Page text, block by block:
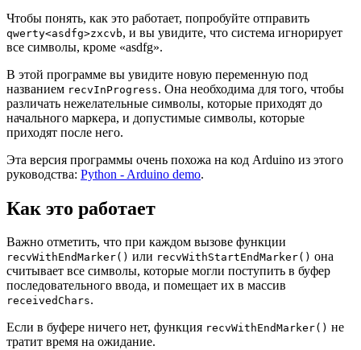
Чтобы понять, как это работает, попробуйте отправить
qwerty<asdfg>zxcvb, и вы увидите, что система игнорирует
все символы, кроме «asdfg».
В этой программе вы увидите новую переменную под
названием recvInProgress. Она необходима для того, чтобы
различать нежелательные символы, которые приходят до
начального маркера, и допустимые символы, которые
приходят после него.
Эта версия программы очень похожа на код Arduino из этого
руководства: Python - Arduino demo.
Как это работает
Важно отметить, что при каждом вызове функции
recvWithEndMarker() или recvWithStartEndMarker() она
считывает все символы, которые могли поступить в буфер
последовательного ввода, и помещает их в массив
receivedChars.
Если в буфере ничего нет, функция recvWithEndMarker() не
тратит время на ожидание.